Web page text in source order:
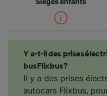
Y a-t-il des prises
bus Flixbus ?
Il y a des prises
autocars Flixbus,